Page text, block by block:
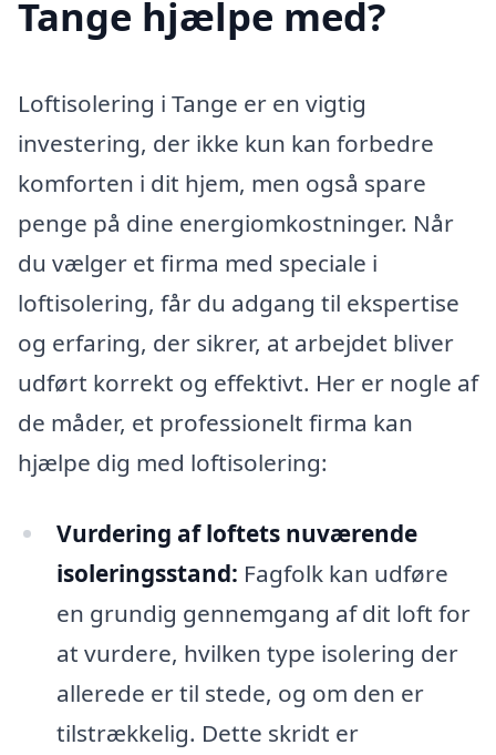
Tange hjælpe med?
Loftisolering i Tange er en vigtig
investering, der ikke kun kan forbedre
komforten i dit hjem, men også spare
penge på dine energiomkostninger. Når
du vælger et firma med speciale i
loftisolering, får du adgang til ekspertise
og erfaring, der sikrer, at arbejdet bliver
udført korrekt og effektivt. Her er nogle af
de måder, et professionelt firma kan
hjælpe dig med loftisolering:
Vurdering af loftets nuværende
isoleringsstand: Fagfolk kan udføre
en grundig gennemgang af dit loft for
at vurdere, hvilken type isolering der
allerede er til stede, og om den er
tilstrækkelig. Dette skridt er